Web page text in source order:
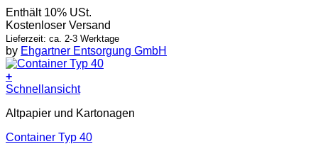
Enthält 10% USt.
Kostenloser Versand
Lieferzeit: ca. 2-3 Werktage
by Ehgartner Entsorgung GmbH
+
Schnellansicht
Altpapier und Kartonagen
Container Typ 40